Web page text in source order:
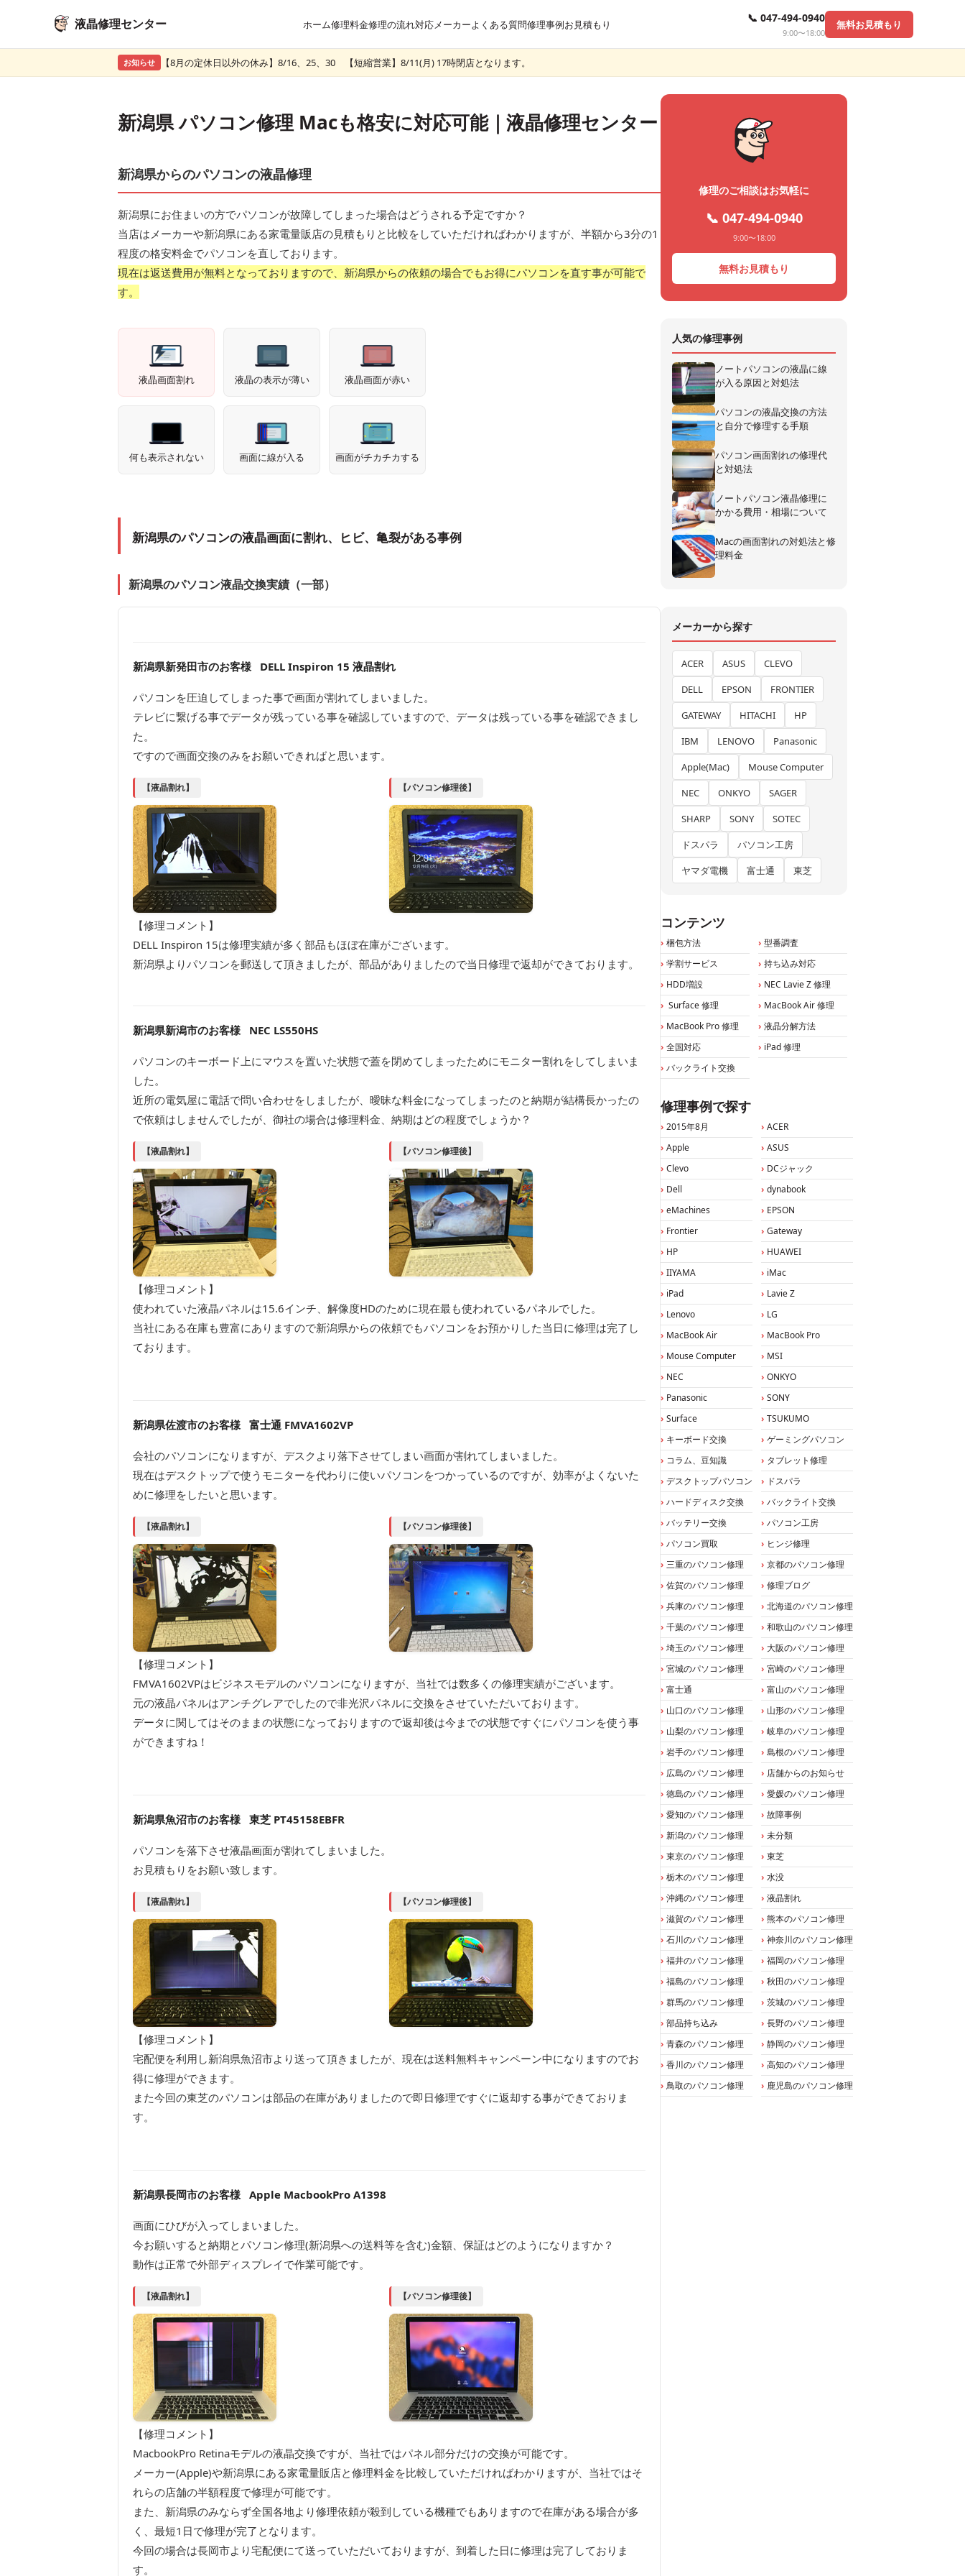
液晶修理センター ホーム修理料金修理の流れ対応メーカーよくある質問修理事例お見積もり 📞 047-494-0940
9:00〜18:00
無料お見積もり
お知らせ 【8月の定休日以外の休み】8/16、25、30 【短縮営業】8/11(月) 17時閉店となります。
新潟県 パソコン修理 Macも格安に対応可能｜液晶修理センター
新潟県からのパソコンの液晶修理
新潟県にお住まいの方でパソコンが故障してしまった場合はどうされる予定ですか？
当店はメーカーや新潟県にある家電量販店の見積もりと比較をしていただければわかりますが、半額から3分の1
程度の格安料金でパソコンを直しております。
現在は返送費用が無料となっておりますので、新潟県からの依頼の場合でもお得にパソコンを直す事が可能で
す。
液晶画面割れ 液晶の表示が薄い 液晶画面が赤い
何も表示されない 画面に線が入る 画面がチカチカする
新潟県のパソコンの液晶画面に割れ、ヒビ、亀裂がある事例
新潟県のパソコン液晶交換実績（一部）
新潟県新発田市のお客様 DELL Inspiron 15 液晶割れ
パソコンを圧迫してしまった事で画面が割れてしまいました。
テレビに繋げる事でデータが残っている事を確認していますので、データは残っている事を確認できまし
た。
ですので画面交換のみをお願いできればと思います。
【液晶割れ】 【パソコン修理後】
【修理コメント】
DELL Inspiron 15は修理実績が多く部品もほぼ在庫がございます。
新潟県よりパソコンを郵送して頂きましたが、部品がありましたので当日修理で返却ができております。
新潟県新潟市のお客様 NEC LS550HS
パソコンのキーボード上にマウスを置いた状態で蓋を閉めてしまったためにモニター割れをしてしまいま
した。
近所の電気屋に電話で問い合わせをしましたが、曖昧な料金になってしまったのと納期が結構長かったの
で依頼はしませんでしたが、御社の場合は修理料金、納期はどの程度でしょうか？
【液晶割れ】 【パソコン修理後】
【修理コメント】
使われていた液晶パネルは15.6インチ、解像度HDのために現在最も使われているパネルでした。
当社にある在庫も豊富にありますので新潟県からの依頼でもパソコンをお預かりした当日に修理は完了し
ております。
新潟県佐渡市のお客様 富士通 FMVA1602VP
会社のパソコンになりますが、デスクより落下させてしまい画面が割れてしまいました。
現在はデスクトップで使うモニターを代わりに使いパソコンをつかっているのですが、効率がよくないた
めに修理をしたいと思います。
【液晶割れ】 【パソコン修理後】
【修理コメント】
FMVA1602VPはビジネスモデルのパソコンになりますが、当社では数多くの修理実績がございます。
元の液晶パネルはアンチグレアでしたので非光沢パネルに交換をさせていただいております。
データに関してはそのままの状態になっておりますので返却後は今までの状態ですぐにパソコンを使う事
ができますね！
新潟県魚沼市のお客様 東芝 PT45158EBFR
パソコンを落下させ液晶画面が割れてしまいました。
お見積もりをお願い致します。
【液晶割れ】 【パソコン修理後】
【修理コメント】
宅配便を利用し新潟県魚沼市より送って頂きましたが、現在は送料無料キャンペーン中になりますのでお
得に修理ができます。
また今回の東芝のパソコンは部品の在庫がありましたので即日修理ですぐに返却する事ができておりま
す。
新潟県長岡市のお客様 Apple MacbookPro A1398
画面にひびが入ってしまいました。
今お願いすると納期とパソコン修理(新潟県への送料等を含む)金額、保証はどのようになりますか？
動作は正常で外部ディスプレイで作業可能です。
【液晶割れ】 【パソコン修理後】
【修理コメント】
MacbookPro Retinaモデルの液晶交換ですが、当社ではパネル部分だけの交換が可能です。
メーカー(Apple)や新潟県にある家電量販店と修理料金を比較していただければわかりますが、当社ではそ
れらの店舗の半額程度で修理が可能です。
また、新潟県のみならず全国各地より修理依頼が殺到している機種でもありますので在庫がある場合が多
く、最短1日で修理が完了となります。
今回の場合は長岡市より宅配便にて送っていただいておりますが、到着した日に修理は完了しておりま
す。
修理のご相談はお気軽に
📞 047-494-0940
9:00〜18:00
無料お見積もり
人気の修理事例
ノートパソコンの液晶に線
が入る原因と対処法
パソコンの液晶交換の方法
と自分で修理する手順
パソコン画面割れの修理代
と対処法
ノートパソコン液晶修理に
かかる費用・相場について
Macの画面割れの対処法と修
理料金
メーカーから探す
ACER ASUS
CLEVO
DELL
EPSON
FRONTIER
GATEWAY
HITACHI
HP
IBM
LENOVO
Panasonic
Apple(Mac)
Mouse Computer
NEC
ONKYO
SAGER
SHARP
SONY
SOTEC
ドスパラ
パソコン工房
ヤマダ電機
富士通 東芝
コンテンツ
梱包方法
型番調査
学割サービス
持ち込み対応
HDD増設
NEC Lavie Z 修理
Surface 修理
MacBook Air 修理
MacBook Pro 修理
液晶分解方法
全国対応
iPad 修理
バックライト交換
修理事例で探す
2015年8月
ACER
Apple
ASUS
Clevo
DCジャック
Dell
dynabook
eMachines
EPSON
Frontier
Gateway
HP
HUAWEI
IIYAMA
iMac
iPad
Lavie Z
Lenovo
LG
MacBook Air
MacBook Pro
Mouse Computer
MSI
NEC
ONKYO
Panasonic
SONY
Surface
TSUKUMO
キーボード交換
ゲーミングパソコン
コラム、豆知識
タブレット修理
デスクトップパソコン
ドスパラ
ハードディスク交換
バックライト交換
バッテリー交換
パソコン工房
パソコン買取
ヒンジ修理
三重のパソコン修理
京都のパソコン修理
佐賀のパソコン修理
修理ブログ
兵庫のパソコン修理
北海道のパソコン修理
千葉のパソコン修理
和歌山のパソコン修理
埼玉のパソコン修理
大阪のパソコン修理
宮城のパソコン修理
宮崎のパソコン修理
富士通
富山のパソコン修理
山口のパソコン修理
山形のパソコン修理
山梨のパソコン修理
岐阜のパソコン修理
岩手のパソコン修理
島根のパソコン修理
広島のパソコン修理
店舗からのお知らせ
徳島のパソコン修理
愛媛のパソコン修理
愛知のパソコン修理
故障事例
新潟のパソコン修理
未分類
東京のパソコン修理
東芝
栃木のパソコン修理
水没
沖縄のパソコン修理
液晶割れ
滋賀のパソコン修理
熊本のパソコン修理
石川のパソコン修理
神奈川のパソコン修理
福井のパソコン修理
福岡のパソコン修理
福島のパソコン修理
秋田のパソコン修理
群馬のパソコン修理
茨城のパソコン修理
部品持ち込み
長野のパソコン修理
青森のパソコン修理
静岡のパソコン修理
香川のパソコン修理
高知のパソコン修理
鳥取のパソコン修理
鹿児島のパソコン修理